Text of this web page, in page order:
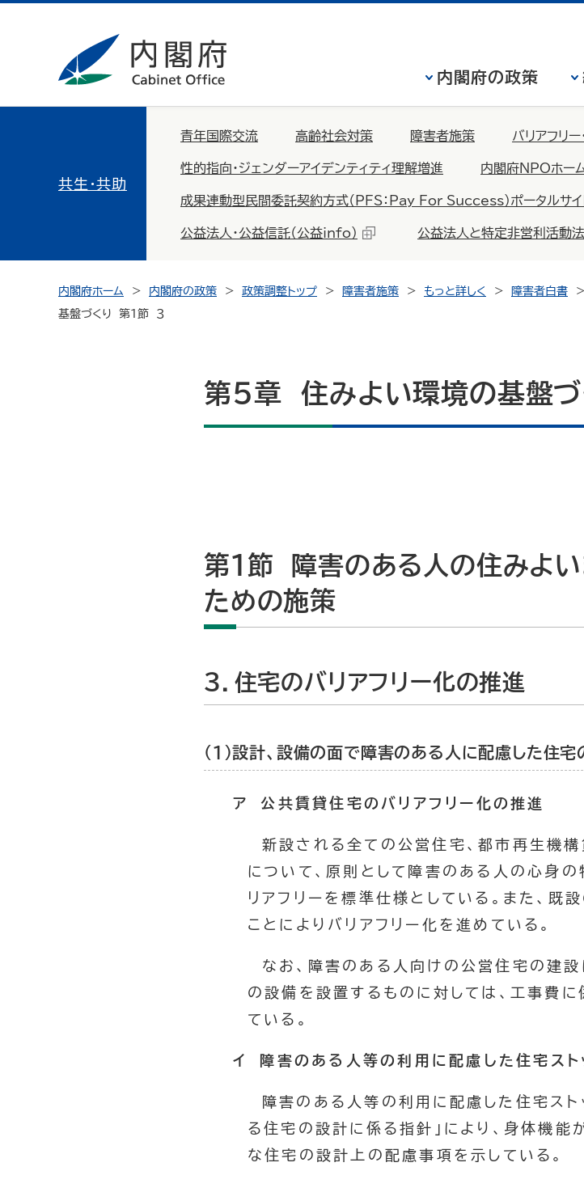
内閣府の政策
共生・共助
青年国際交流 高齢社会対策 障害者施策 バリアフリ
性的指向・ジェンダーアイデンティティ理解増進 内閣府NPOホー
成果連動型民間委託契約方式（PFS：Pay For Success）ポータルサイ
公益法人・公益信託（公益info） 公益法人と特定非営利活動法
内閣府ホーム 内閣府の政策 政策調整トップ 障害者施策 もっと詳しく 障害者白書
基盤づくり 第１節 ３
第５章 住みよい環境の基盤
第１節 障害のある人の住みよい
ための施策
３．住宅のバリアフリー化の推進
（１）設計、設備の面で障害のある人に配慮した住宅
ア 公共賃貸住宅のバリアフリー化の推進
新設される全ての公営住宅、都市再生機
について、原則として障害のある人の心身
リアフリーを標準仕様としている。また、既
ことによりバリアフリー化を進めている。
なお、障害のある人向けの公営住宅の建
の設備を設置するものに対しては、工事費
ている。
イ 障害のある人等の利用に配慮した住宅スト
障害のある人等の利用に配慮した住宅スト
る住宅の設計に係る指針」により、身体機
な住宅の設計上の配慮事項を示している。